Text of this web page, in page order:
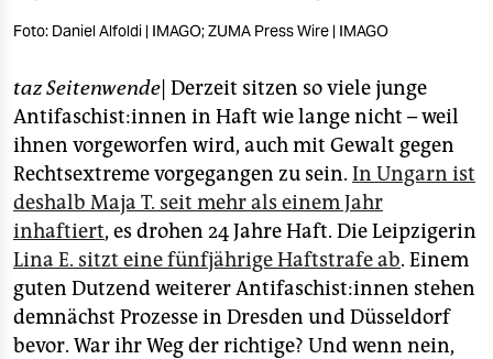
genossenschaft
epaper login
Foto: Daniel Alfoldi | IMAGO; ZUMA Press Wire | IMAGO
taz Seitenwende | Derzeit sitzen so viele junge
Antifaschist:innen in Haft wie lange nicht – weil
ihnen vorgeworfen wird, auch mit Gewalt gegen
Rechtsextreme vorgegangen zu sein. In Ungarn ist
deshalb Maja T. seit mehr als einem Jahr
inhaftiert, es drohen 24 Jahre Haft. Die Leipzigerin
Lina E. sitzt eine fünfjährige Haftstrafe ab. Einem
guten Dutzend weiterer Antifaschist:innen stehen
demnächst Prozesse in Dresden und Düsseldorf
bevor. War ihr Weg der richtige? Und wenn nein,